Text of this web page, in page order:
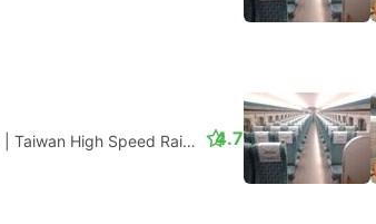
| Taiwan High Speed Rail | Pociąg #803| Miejsce
4.7